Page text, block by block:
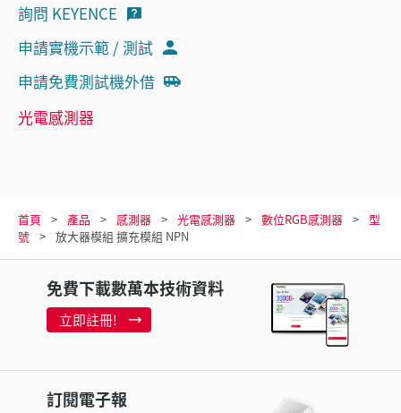
詢問 KEYENCE
申請實機示範 / 測試
申請免費測試機外借
光電感測器
首頁 產品 感測器 光電感測器 數位RGB感測器
型
號
放大器模組 擴充模組 NPN
免費下載數萬本技術資料
立即註冊!
訂閱電子報